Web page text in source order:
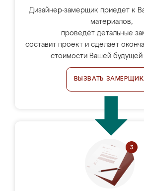
Дизайнер-замерщик приедет к
материалов,
проведёт детальные
составит проект и сделает
стоимости Вашей
ВЫЗВАТЬ